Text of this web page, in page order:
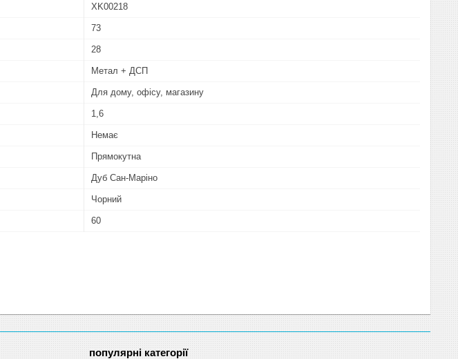
XK00218
73
28
Метал + ДСП
Для дому, офісу, магазину
1,6
Немає
Прямокутна
Дуб Сан-Маріно
Чорний
60
популярні категорії